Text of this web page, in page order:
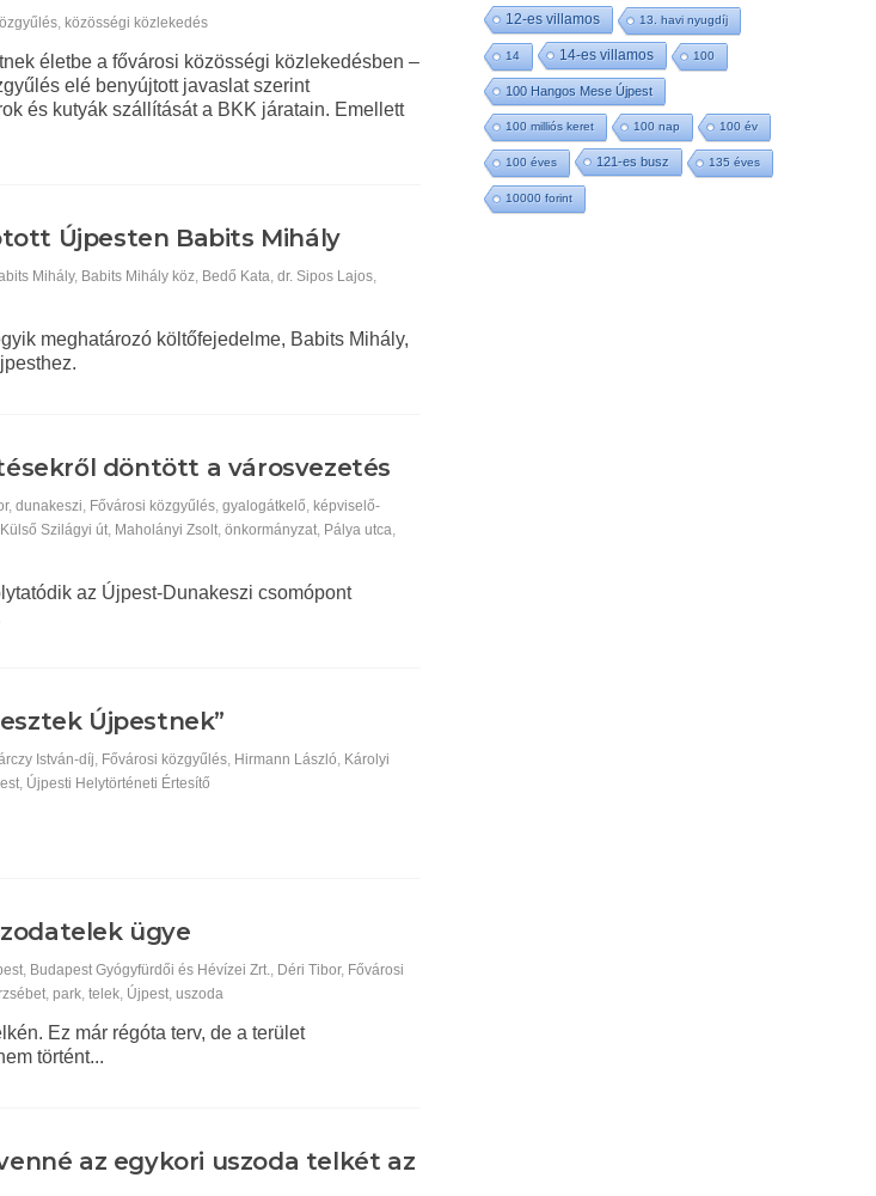
közösségi közlekedés
életbe a fővárosi közösségi közlekedésben –
elé benyújtott javaslat szerint
és kutyák szállítását a BKK járatain. Emellett
Újpesten Babits Mihály
Mihály, Babits Mihály köz Bedő Kata ,dr. Sipos Lajos
meghatározó költőfejedelme, Babits Mihály,
döntött a városvezetés
,dunakeszi Fővárosi közgyűlés ,gyalogátkelő képviselő-
Külső Szilágyi út Maholányi Zsolt ,önkormányzat Pálya utca
az Újpest-Dunakeszi csomópont
Újpestnek”
István-díj Fővárosi közgyűlés Hirmann László Károlyi
Újpesti Helytörténeti Értesítő
ügye
, Budapest Gyógyfürdői és Hévízei Zrt., Déri Tibor, Fővárosi
,park,telek, Újpest,uszoda
Ez már régóta terv, de a terület
történt...
az egykori uszoda telkét az
12-es villamos 13. havi nyugdíj
14 14-es villamos 100
100 Hangos Mese Újpest
100 milliós keret 100 nap 100 év
100 éves 121-es busz 135 éves
10000 forint